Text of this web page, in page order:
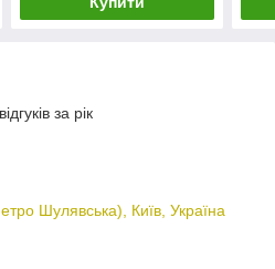
за рік
Шулявська), Київ, Україна